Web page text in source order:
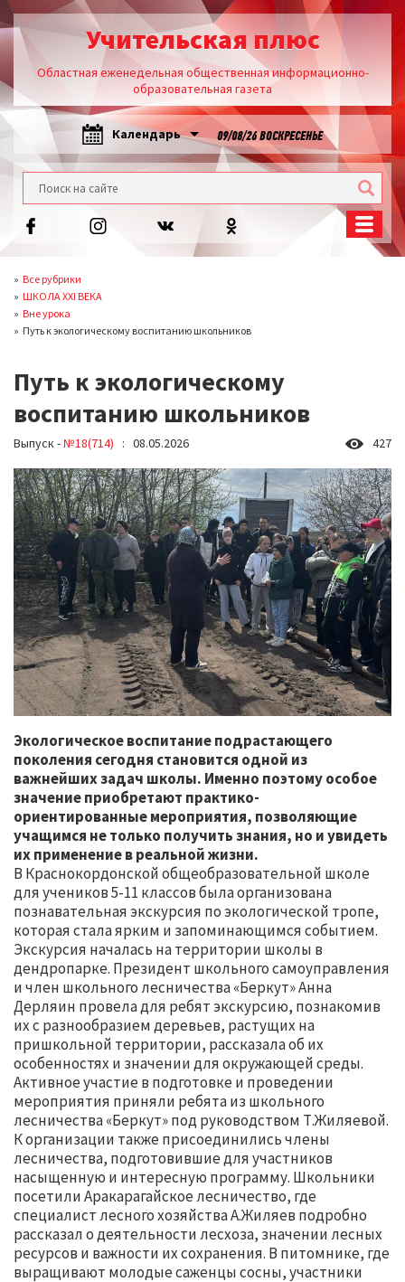
Учительская плюс
Областная еженедельная общественная информационно-
образовательная газета
Календарь 09/08/26 ВОСКРЕСЕНЬЕ
Все рубрики
ШКОЛА XXI ВЕКА
Вне урока
Путь к экологическому воспитанию школьников
Путь к экологическому
воспитанию школьников
Выпуск -№18(714) : 08.05.2026 427
Экологическое воспитание подрастающего
поколения сегодня становится одной из
важнейших задач школы. Именно поэтому особое
значение приобретают практико-
ориентированные мероприятия, позволяющие
учащимся не только получить знания, но и увидеть
их применение в реальной жизни.
В Краснокордонской общеобразовательной школе
для учеников 5-11 классов была организована
познавательная экскурсия по экологической тропе,
которая стала ярким и запоминающимся событием.
Экскурсия началась на территории школы в
дендропарке. Президент школьного самоуправления
и член школьного лесничества «Беркут» Анна
Дерляин провела для ребят экскурсию, познакомив
их с разнообразием деревьев, растущих на
пришкольной территории, рассказала об их
особенностях и значении для окружающей среды.
Активное участие в подготовке и проведении
мероприятия приняли ребята из школьного
лесничества «Беркут» под руководством Т.Жиляевой.
К организации также присоединились члены
лесничества, подготовившие для участников
насыщенную и интересную программу. Школьники
посетили Аракарагайское лесничество, где
специалист лесного хозяйства А.Жиляев подробно
рассказал о деятельности лесхоза, значении лесных
ресурсов и важности их сохранения. В питомнике, где
выращивают молодые саженцы сосны, участники